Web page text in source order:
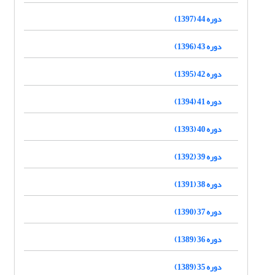
دوره 44 (1397)
دوره 43 (1396)
دوره 42 (1395)
دوره 41 (1394)
دوره 40 (1393)
دوره 39 (1392)
دوره 38 (1391)
دوره 37 (1390)
دوره 36 (1389)
دوره 35 (1389)